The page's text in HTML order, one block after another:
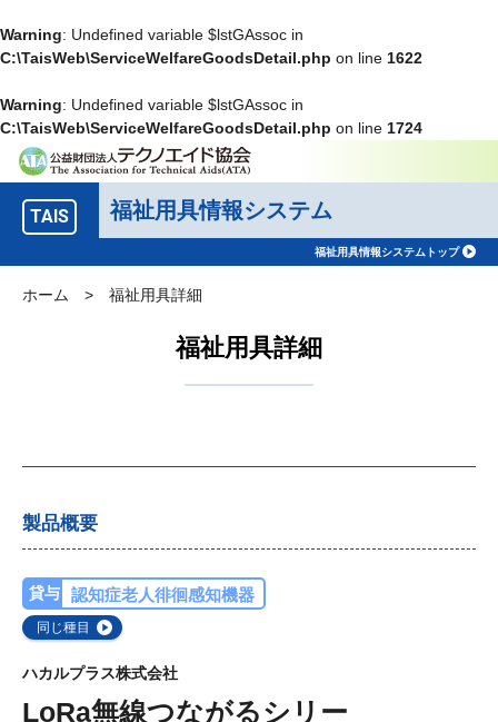
Warning: Undefined variable $lstGAssoc in
C:\TaisWeb\ServiceWelfareGoodsDetail.php on line 1622
Warning: Undefined variable $lstGAssoc in
C:\TaisWeb\ServiceWelfareGoodsDetail.php on line 1724
TAIS 福祉用具情報システム
福祉用具情報システムトップ
ホーム > 福祉用具詳細
福祉用具詳細
製品概要
貸与 認知症老人徘徊感知機器
同じ種目
ハカルプラス株式会社
LoRa無線つながるシリー